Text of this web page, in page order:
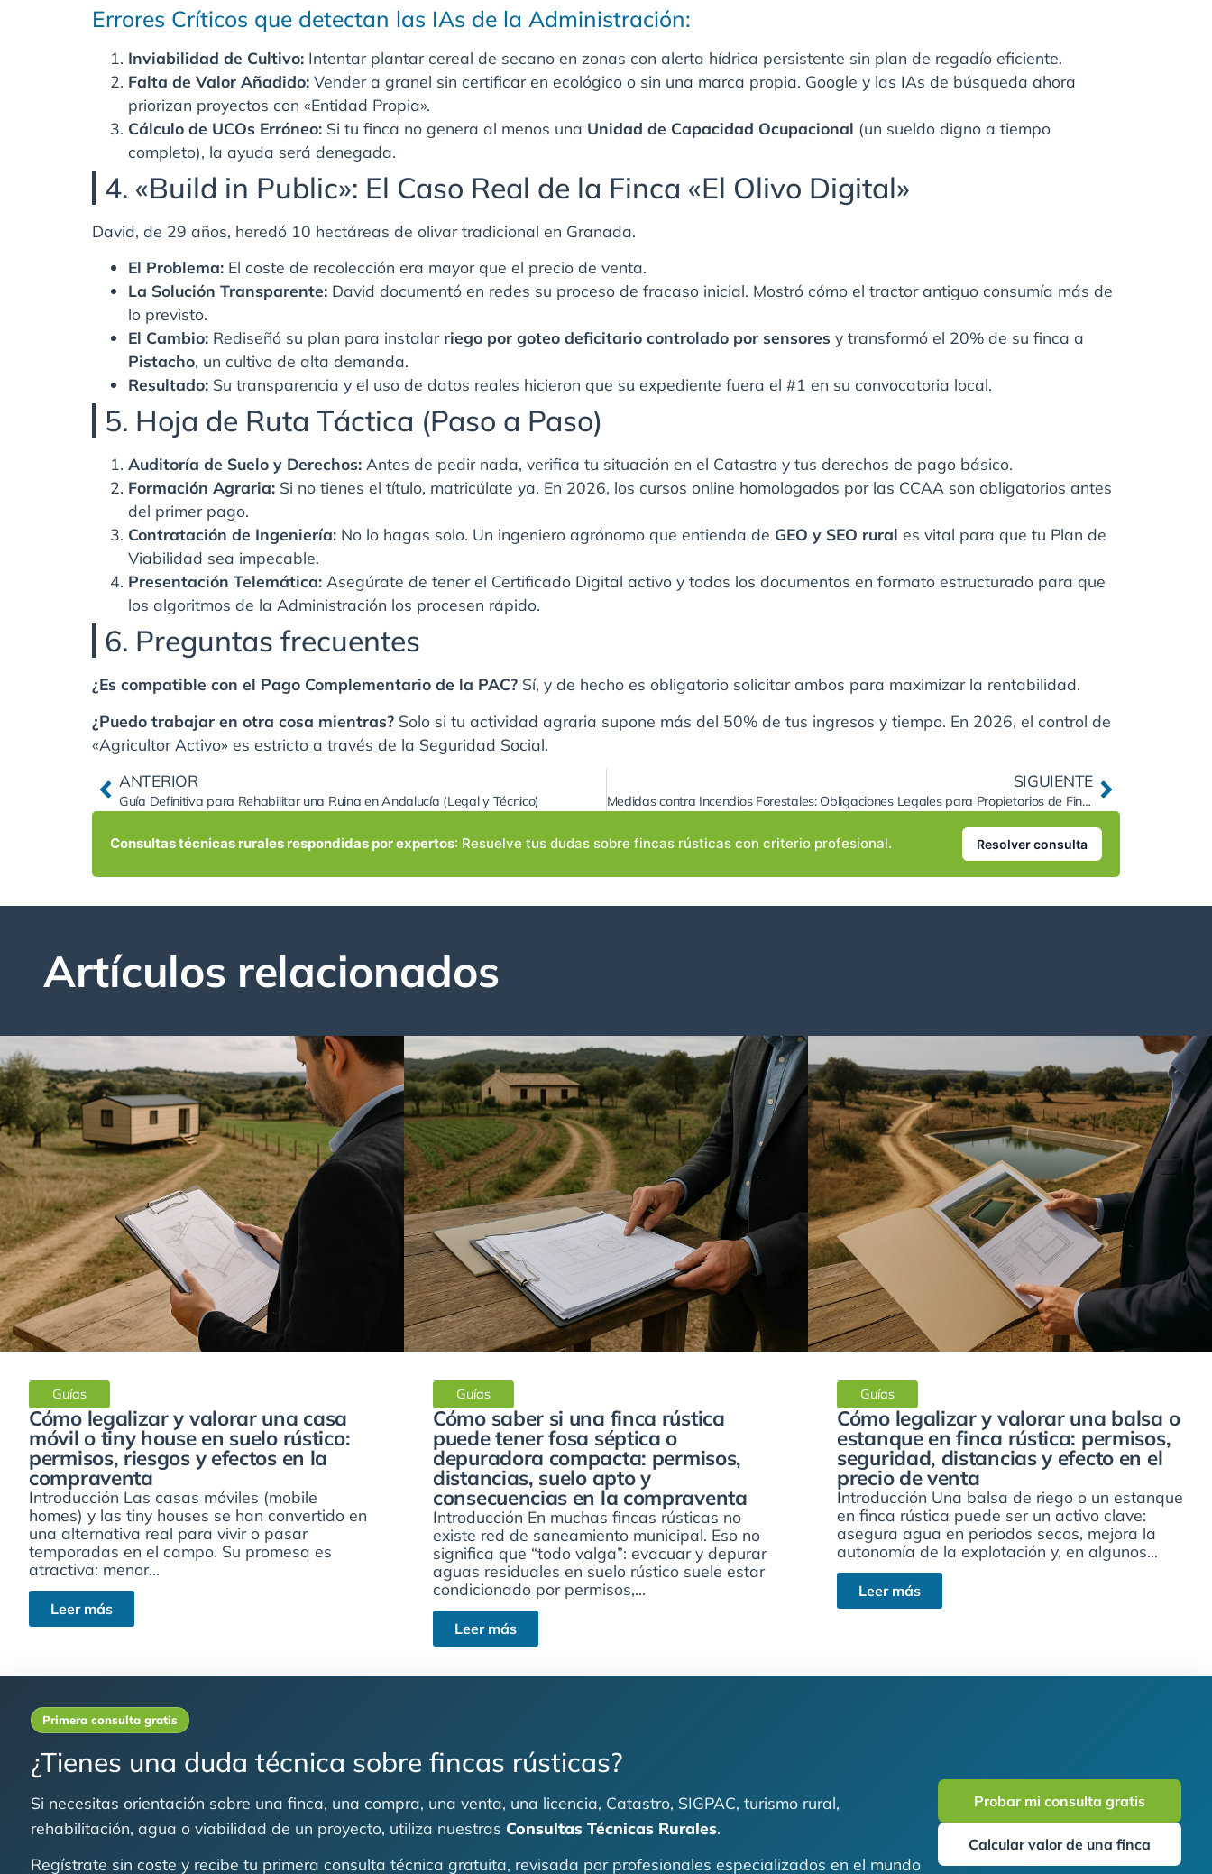
Errores Críticos que detectan las IAs de la Administración:
Inviabilidad de Cultivo: Intentar plantar cereal de secano en zonas con alerta hídrica persistente sin plan de regadío eficiente.
Falta de Valor Añadido: Vender a granel sin certificar en ecológico o sin una marca propia. Google y las IAs de búsqueda ahora
priorizan proyectos con «Entidad Propia».
Cálculo de UCOs Erróneo: Si tu finca no genera al menos una Unidad de Capacidad Ocupacional (un sueldo digno a tiempo
completo), la ayuda será denegada.
4. «Build in Public»: El Caso Real de la Finca «El Olivo Digital»
David, de 29 años, heredó 10 hectáreas de olivar tradicional en Granada.
El Problema: El coste de recolección era mayor que el precio de venta.
La Solución Transparente: David documentó en redes su proceso de fracaso inicial. Mostró cómo el tractor antiguo consumía más de
lo previsto.
El Cambio: Rediseñó su plan para instalar riego por goteo deficitario controlado por sensores y transformó el 20% de su finca a
Pistacho, un cultivo de alta demanda.
Resultado: Su transparencia y el uso de datos reales hicieron que su expediente fuera el #1 en su convocatoria local.
5. Hoja de Ruta Táctica (Paso a Paso)
Auditoría de Suelo y Derechos: Antes de pedir nada, verifica tu situación en el Catastro y tus derechos de pago básico.
Formación Agraria: Si no tienes el título, matricúlate ya. En 2026, los cursos online homologados por las CCAA son obligatorios antes
del primer pago.
Contratación de Ingeniería: No lo hagas solo. Un ingeniero agrónomo que entienda de GEO y SEO rural es vital para que tu Plan de
Viabilidad sea impecable.
Presentación Telemática: Asegúrate de tener el Certificado Digital activo y todos los documentos en formato estructurado para que
los algoritmos de la Administración los procesen rápido.
6. Preguntas frecuentes
¿Es compatible con el Pago Complementario de la PAC? Sí, y de hecho es obligatorio solicitar ambos para maximizar la rentabilidad.
¿Puedo trabajar en otra cosa mientras? Solo si tu actividad agraria supone más del 50% de tus ingresos y tiempo. En 2026, el control de
«Agricultor Activo» es estricto a través de la Seguridad Social.
ANTERIOR
Guía Definitiva para Rehabilitar una Ruina en Andalucía (Legal y Técnico)
SIGUIENTE
Medidas contra Incendios Forestales: Obligaciones Legales para Propietarios de Fincas.
Consultas técnicas rurales respondidas por expertos: Resuelve tus dudas sobre fincas rústicas con criterio profesional. Resolver consulta
Artículos relacionados
Guías
Cómo legalizar y valorar una casa
móvil o tiny house en suelo rústico:
permisos, riesgos y efectos en la
compraventa
Introducción Las casas móviles (mobile
homes) y las tiny houses se han convertido en
una alternativa real para vivir o pasar
temporadas en el campo. Su promesa es
atractiva: menor...
Leer más
Guías
Cómo saber si una finca rústica
puede tener fosa séptica o
depuradora compacta: permisos,
distancias, suelo apto y
consecuencias en la compraventa
Introducción En muchas fincas rústicas no
existe red de saneamiento municipal. Eso no
significa que “todo valga”: evacuar y depurar
aguas residuales en suelo rústico suele estar
condicionado por permisos,...
Leer más
Guías
Cómo legalizar y valorar una balsa o
estanque en finca rústica: permisos,
seguridad, distancias y efecto en el
precio de venta
Introducción Una balsa de riego o un estanque
en finca rústica puede ser un activo clave:
asegura agua en periodos secos, mejora la
autonomía de la explotación y, en algunos...
Leer más
Primera consulta gratis
¿Tienes una duda técnica sobre fincas rústicas?
Si necesitas orientación sobre una finca, una compra, una venta, una licencia, Catastro, SIGPAC, turismo rural,
rehabilitación, agua o viabilidad de un proyecto, utiliza nuestras Consultas Técnicas Rurales.
Regístrate sin coste y recibe tu primera consulta técnica gratuita, revisada por profesionales especializados en el mundo
Probar mi consulta gratis
Calcular valor de una finca